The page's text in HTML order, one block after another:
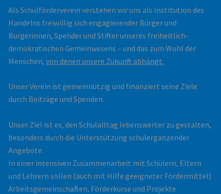
Als Schulförderverein verstehen wir uns als Institution des
Handelns freiwillig sich engagierender Bürger und
Bürgerinnen, Spender und Stifter unseres freiheitlich-
demokratischen Gemeinwesens – und das zum Wohl der
Menschen, von denen unsere Zukunft abhängt.
Unser Verein ist gemeinnützig und finanziert seine Ziele
durch Beiträge und Spenden.
Unser Ziel ist es, den Schulalltag lebenswerter zu gestalten,
besonders durch die Unterstützung schulergänzender
Angebote.
In einer intensiven Zusammenarbeit mit Schülern, Eltern
und Lehrern sollen (auch mit Hilfe geeigneter Fördermittel)
Arbeitsgemeinschaften, Förderkurse und Projekte